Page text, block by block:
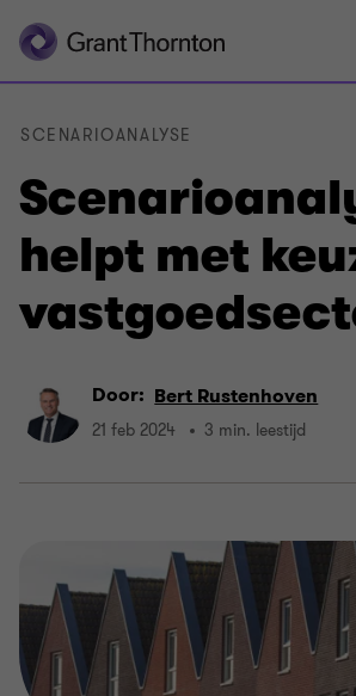
helpt met
SCENARIOANALYSE
Door: Bert Rustenhoven
21 feb 2024 3 min. leestijd